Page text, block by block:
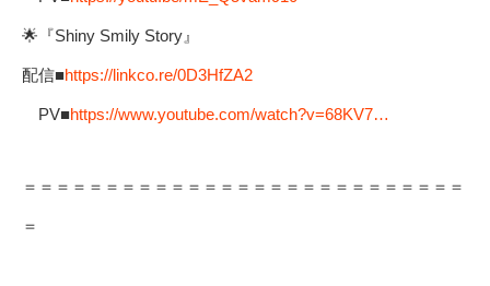
🌟『Shiny Smily Story』
配信■https://linkco.re/0D3HfZA2
PV■https://www.youtube.com/watch?v=68KV7…
＝＝＝＝＝＝＝＝＝＝＝＝＝＝＝＝＝＝＝＝＝＝＝＝＝＝＝
＝